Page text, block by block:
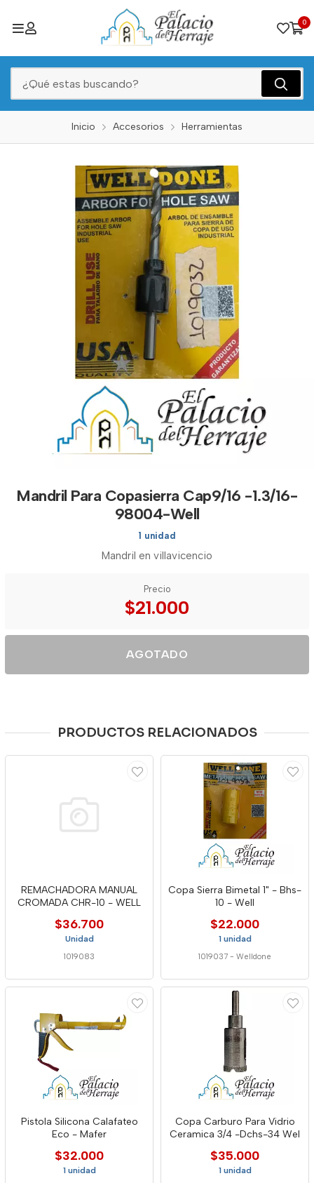
0
Inicio Accesorios Herramientas
Mandril Para Copasierra Cap9/16 -1.3/16-
98004-Well
1 unidad
Mandril en villavicencio
Precio
$21.000
AGOTADO
PRODUCTOS RELACIONADOS
REMACHADORA MANUAL
CROMADA CHR-10 - WELL
$36.700
Unidad
1019083
Copa Sierra Bimetal 1" - Bhs-
10 - Well
$22.000
1 unidad
1019037 - Welldone
Pistola Silicona Calafateo
Eco - Mafer
$32.000
1 unidad
Copa Carburo Para Vidrio
Ceramica 3/4 -Dchs-34 Wel
$35.000
1 unidad